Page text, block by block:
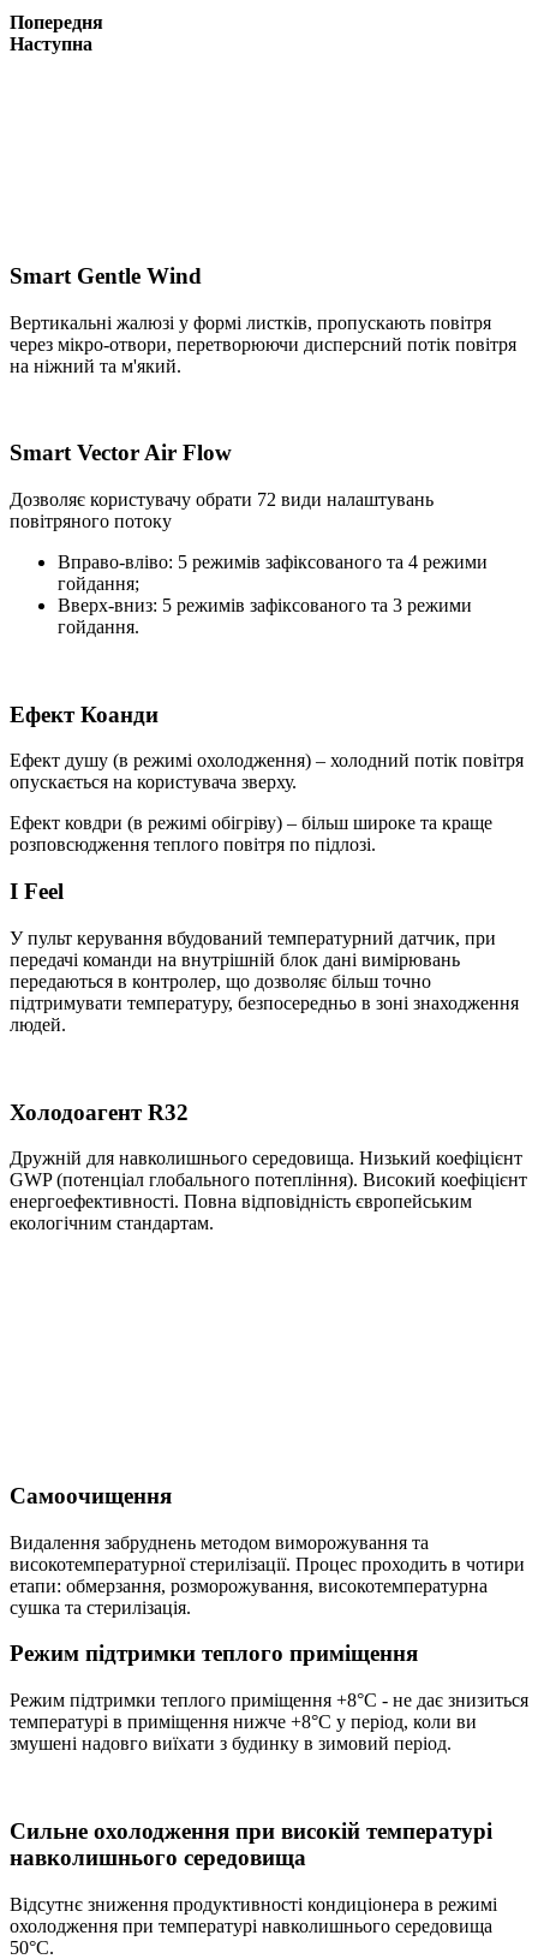
Попередня
Наступна
Smart Gentle Wind
Вертикальні жалюзі у формі листків, пропускають повітря
через мікро-отвори, перетворюючи дисперсний потік повітря
на ніжний та м'який.
Smart Vector Air Flow
Дозволяє користувачу обрати 72 види налаштувань
повітряного потоку
Вправо-вліво: 5 режимів зафіксованого та 4 режими
гойдання;
Вверх-вниз: 5 режимів зафіксованого та 3 режими
гойдання.
Ефект Коанди
Ефект душу (в режимі охолодження) – холодний потік повітря
опускається на користувача зверху.
Ефект ковдри (в режимі обігріву) – більш широке та краще
розповсюдження теплого повітря по підлозі.
I Feel
У пульт керування вбудований температурний датчик, при
передачі команди на внутрішній блок дані вимірювань
передаються в контролер, що дозволяє більш точно
підтримувати температуру, безпосередньо в зоні знаходження
людей.
Холодоагент R32
Дружній для навколишнього середовища. Низький коефіцієнт
GWP (потенціал глобального потепління). Високий коефіцієнт
енергоефективності. Повна відповідність європейським
екологічним стандартам.
Самоочищення
Видалення забруднень методом виморожування та
високотемпературної стерилізації. Процес проходить в чотири
етапи: обмерзання, розморожування, високотемпературна
сушка та стерилізація.
Режим підтримки теплого приміщення
Режим підтримки теплого приміщення +8°C - не дає знизиться
температурі в приміщення нижче +8°C у період, коли ви
змушені надовго виїхати з будинку в зимовий період.
Сильне охолодження при високій температурі
навколишнього середовища
Відсутнє зниження продуктивності кондиціонера в режимі
охолодження при температурі навколишнього середовища
50°C.